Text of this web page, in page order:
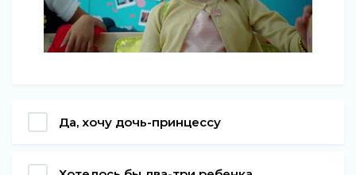
Да, хочу дочь-принцессу